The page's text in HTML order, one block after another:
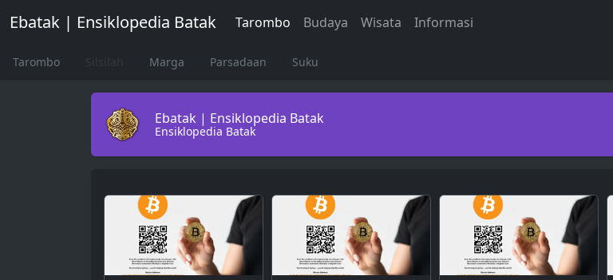
Ebatak | Ensiklopedia Batak Tarombo Budaya Wisata Informasi
Tarombo Marga Parsadaan Suku
Ebatak | Ensiklopedia Batak
Ensiklopedia Batak